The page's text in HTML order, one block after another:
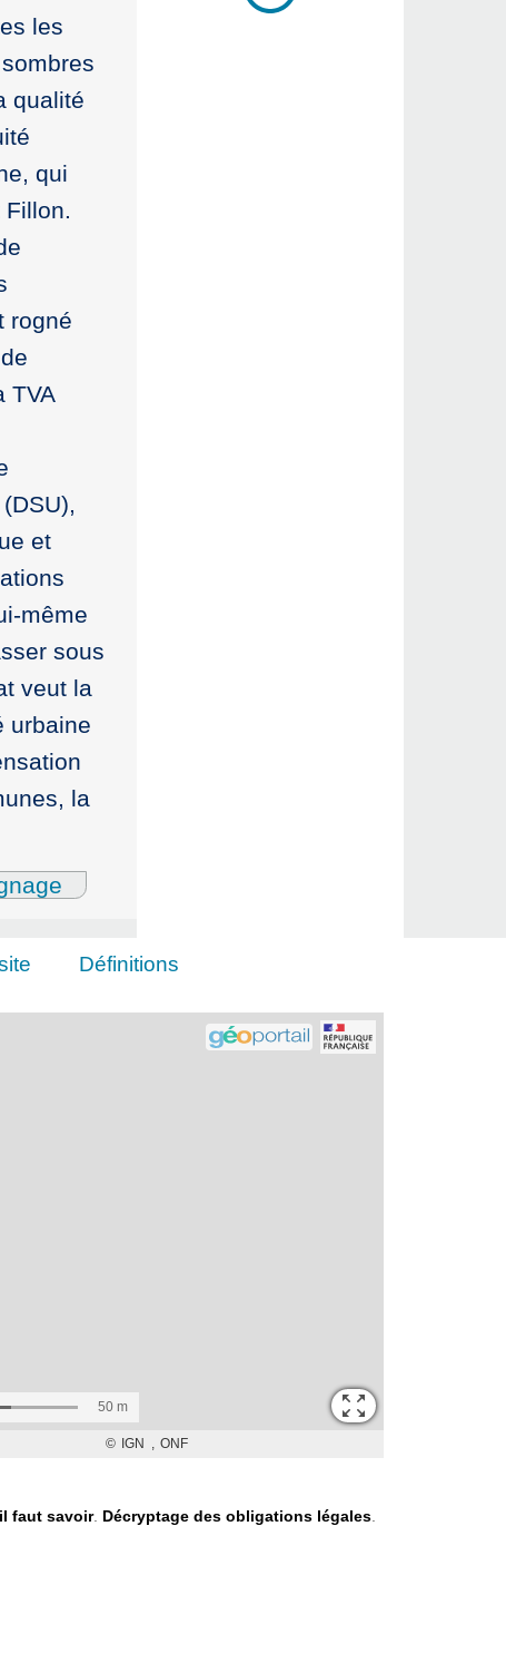
les
qualité
qui
rogné
TVA
et
même
sous
veut la
urbaine
la
Définitions
il faut savoir. Décryptage des obligations légales.